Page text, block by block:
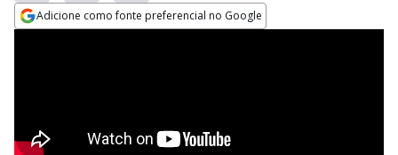
Adicione como fonte preferencial no Google